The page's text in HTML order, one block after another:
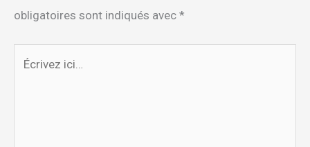
obligatoires sont indiqués avec *